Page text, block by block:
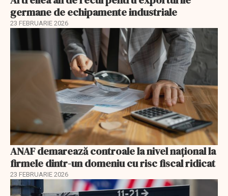
germane de echipamente industriale
23 FEBRUARIE 2026
ANAF demarează controale la nivel naţional la
firmele dintr-un domeniu cu risc fiscal ridicat
23 FEBRUARIE 2026